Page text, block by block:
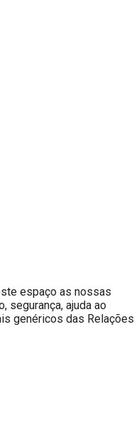
espaço as nossas
segurança, ajuda ao
genéricos das Relações